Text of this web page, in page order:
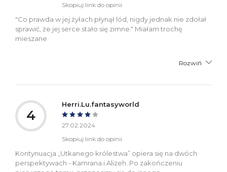
Skopiuj link do opinii
"Co prawda w jej żyłach płynął lód, nigdy jednak nie zdołał
sprawić, że jej serce stało się zimne." Miałam trochę
mieszane
Rozwiń
4
Herri.Lu.fantasyworld
27.02.2024
Skopiuj link do opinii
Kontynuacja „Utkanego królestwa” opiera się na dwóch
perspektywach - Kamrana i Alizeh. Po zakończeniu